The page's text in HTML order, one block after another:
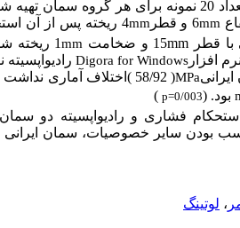
جهت بررسی استحکام فشاری و رادیو اپسیتی تعداد 20 نمونه
mm6 و قطر mm
4 ریخته پس از آن
قطر mm15 و ضخامت mm
1
افزار Digora for Windows
MPa
)
58/92
( اختلاف آماری نداشت
بود. )
p=0/003
(
فشاری و رادیواپسیته دو
بودن سایر خصوصیات، سمان ایرانی
، لوتینگ